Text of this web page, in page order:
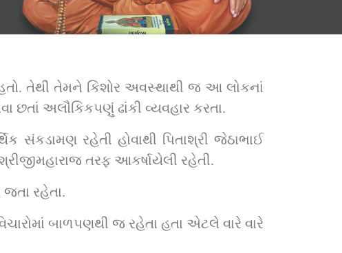
હતો. તેથી તેમને કિશોર અવસ્થાથી જ આ લોકનાં
છતાં અલૌકિકપણું ઢાંકી વ્યવહાર કરતા.
સંકડામણ રહેતી હોવાથી પિતાશ્રી જેઠાભાઈ
તરફ આકર્ષાયેલી રહેતી.
રહેતા.
બાળપણથી જ રહેતા હતા એટલે વારે વારે